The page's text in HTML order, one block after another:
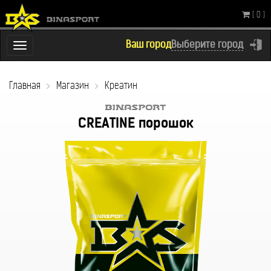
Ваш городВыберите город
( 0 )
Переключатель
навигации
Главная
Магазин Креатин
CREATINE порошок